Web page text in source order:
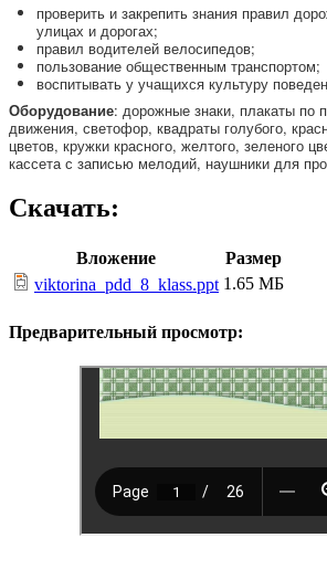
проверить и закрепить знания правил
улицах и дорогах;
правил водителей велосипедов;
пользование общественным транспортом;
воспитывать у учащихся культуру
Оборудование: дорожные знаки, плакаты по
движения, светофор, квадраты голубого,
цветов, кружки красного, желтого, зеленого
кассета с записью мелодий, наушники для
Скачать:
Вложение
Размер
viktorina_pdd_8_klass.ppt 1.65 МБ
Предварительный просмотр: